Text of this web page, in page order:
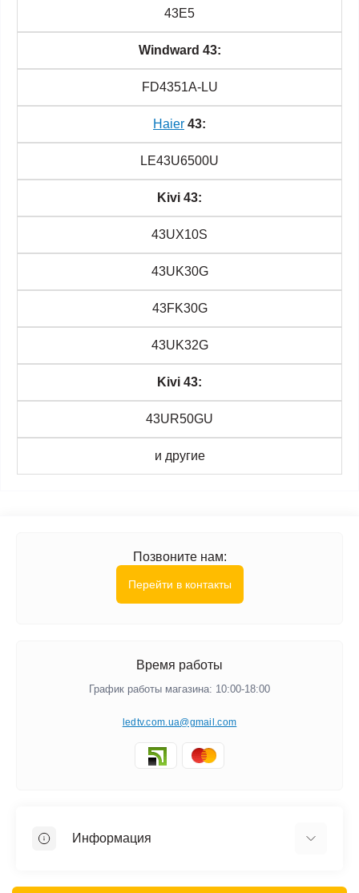
43Е5
Windward 43:
FD4351A-LU
Haier 43:
LE43U6500U
Kivi 43:
43UX10S
43UK30G
43FK30G
43UK32G
Kivi 43:
43UR50GU
и другие
Позвоните нам:
Перейти в контакты
Время работы
График работы магазина: 10:00-18:00
ledtv.com.ua@gmail.com
Информация